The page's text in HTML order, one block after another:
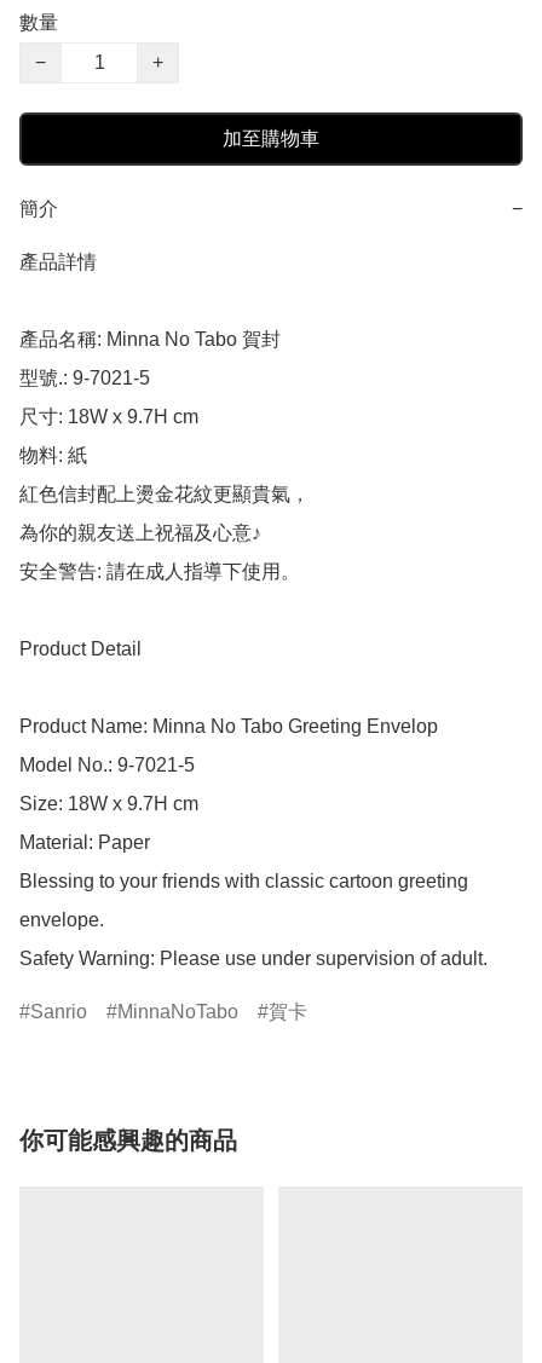
數量
−
+
加至購物車
簡介 −
產品詳情
產品名稱: Minna No Tabo 賀封
型號.: 9-7021-5
尺寸: 18W x 9.7H cm
物料: 紙
紅色信封配上燙金花紋更顯貴氣，
為你的親友送上祝福及心意♪
安全警告: 請在成人指導下使用。
Product Detail
Product Name: Minna No Tabo Greeting Envelop
Model No.: 9-7021-5
Size: 18W x 9.7H cm
Material: Paper
Blessing to your friends with classic cartoon greeting
envelope.
Safety Warning: Please use under supervision of adult.
Sanrio MinnaNoTabo 賀卡
你可能感興趣的商品